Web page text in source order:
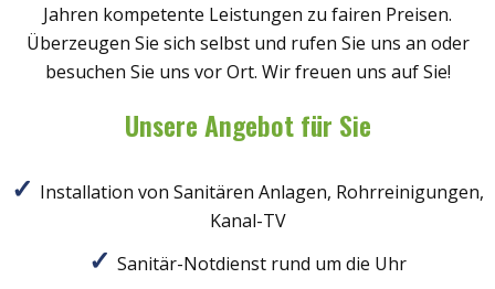
Jahren kompetente Leistungen zu fairen Preisen.
Überzeugen Sie sich selbst und rufen Sie uns an oder
besuchen Sie uns vor Ort. Wir freuen uns auf Sie!
Unsere Angebot für Sie
Installation von Sanitären Anlagen, Rohrreinigungen,
Kanal-TV
Sanitär-Notdienst rund um die Uhr